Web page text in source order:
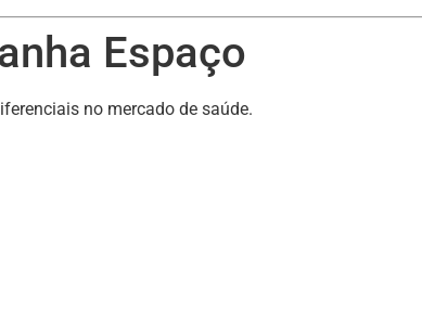
Espaço
no mercado de saúde.